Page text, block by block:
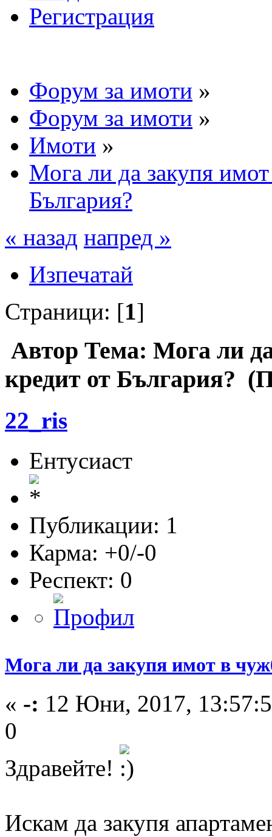
Регистрация
Форум за имоти »
Форум за имоти »
Имоти »
Мога ли да закупя
България?
« назад напред »
Изпечатай
Страници: [1]
Автор Тема: Мога ли
кредит от България?
22_ris
Ентусиаст
Публикации: 1
Карма: +0/-0
Респект: 0
Мога ли да закупя имот в
« -: 12 Юни, 2017,
0
Здравейте!
Искам да закупя